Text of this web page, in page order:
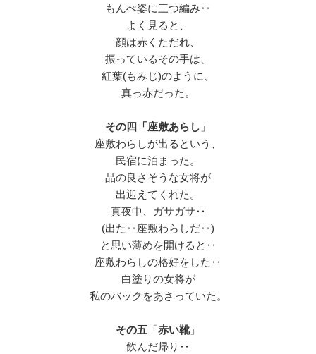
もんぺ姿に三つ編み‥
よく見ると、
顔は赤くただれ、
振っているその手は、
紅葉(もみじ)のように、
真っ赤だった。
その四「座敷あらし 」
座敷わらしが出るという、
民宿に泊まった。
品の良さそうな女将が
出迎えてくれた。
真夜中、ガサガサ‥
(出た‥座敷わらしだ‥)
と思い薄めを開けると‥
座敷わらしの格好をした‥
白塗りの女将が
私のバックをあさっていた。
その五 「赤い靴」
飲んだ帰り‥